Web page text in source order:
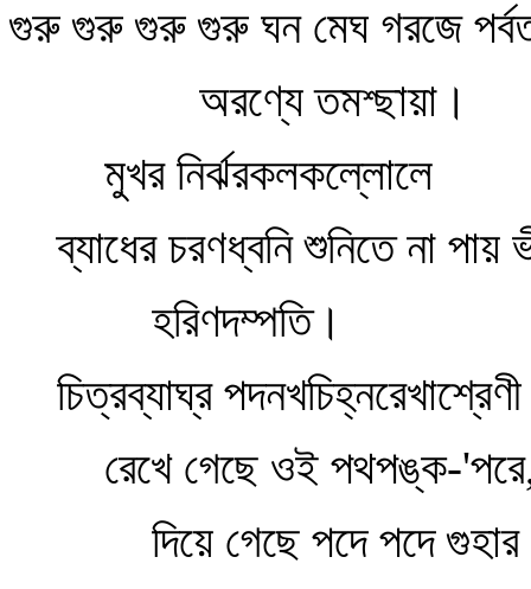
গুরু গুরু গুরু গুরু ঘন মেঘ গরজে
অরণ্যে তমশ্ছায়া।
মুখর নির্ঝরকলকল্লোলে
ব্যাধের চরণধ্বনি শুনিতে না পায়
হরিণদম্পতি।
চিত্রব্যাঘ্র পদনখচিহ্নরেখাশ্রেণী
রেখে গেছে ওই পথপঙ্ক-
দিয়ে গেছে পদে পদে